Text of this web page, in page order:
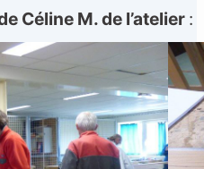
Céline M. de l’atelier :